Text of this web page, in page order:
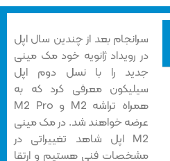
سرانجام بعد از چندین سال اپل
در رویداد ژانویه خود مک مینی
جدید را با نسل دوم اپل
سیلیکون معرفی کرد که به
همراه تراشه M2 و M2 Pro
عرضه خواهند شد. در مک مینی
M2 اپل شاهد تغییراتی در
مشخصات فنی هستیم و ارتقا